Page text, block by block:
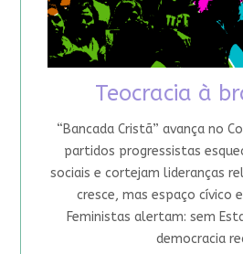
Teocracia à
“Bancada Cristã” avança no
partidos progressistas
sociais e cortejam lideranças
cresce, mas espaço cívico
Feministas alertam: sem
democracia